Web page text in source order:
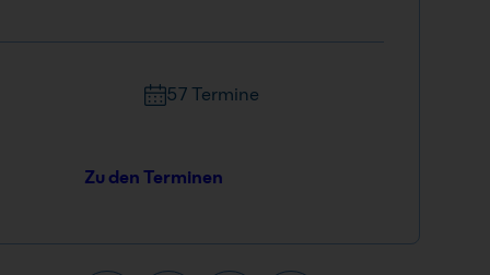
57 Termine
Zu den Terminen